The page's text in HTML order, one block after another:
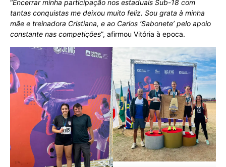
“Encerrar minha participação nos estaduais Sub-18 com
tantas conquistas me deixou muito feliz. Sou grata à minha
mãe e treinadora Cristiana, e ao Carlos ‘Sabonete’ pelo apoio
constante nas competições”, afirmou Vitória à epoca.